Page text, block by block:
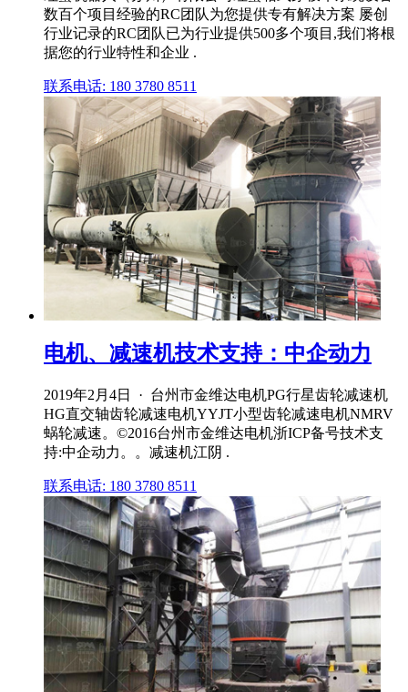
数百个项目经验的RC团队为您提供专有解决方案 屡创
行业记录的RC团队已为行业提供500多个项目,我们将根
据您的行业特性和企业 .
联系电话: 180 3780 8511
电机、减速机技术支持：中企动力
2019年2月4日 · 台州市金维达电机PG行星齿轮减速机
HG直交轴齿轮减速电机YYJT小型齿轮减速电机NMRV
蜗轮减速。©2016台州市金维达电机浙ICP备号技术支
持:中企动力。。减速机江阴 .
联系电话: 180 3780 8511